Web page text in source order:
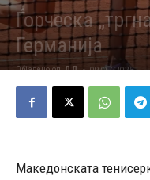
Ѓорческа
Германија
Објавено од ДД - 09/07/2025
Македонската